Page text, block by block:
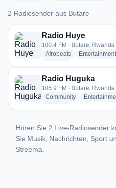
2 Radiosender aus Butare
2 Radiosender aus Butare
Radio Huye
100.4 FM · Butare, Rwanda
Afrobeatsradio stations
Entertainment
Radio Huguka
105.9 FM · Butare, Rwanda
Communityradio stations
Hören Sie 2 Live-Radiosender
Sie Musik, Nachrichten, Sport
Streema.